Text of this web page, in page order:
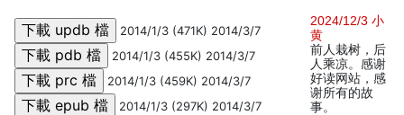
2014/1/3 (471K) 2014/3/7
2014/1/3 (455K) 2014/3/7
2014/1/3 (459K) 2014/3/7
2014/1/3 (297K) 2014/3/7
2024/12/3 小
黄
前人栽树，后
人乘凉。感谢
好读网站，感
谢所有的故
事。